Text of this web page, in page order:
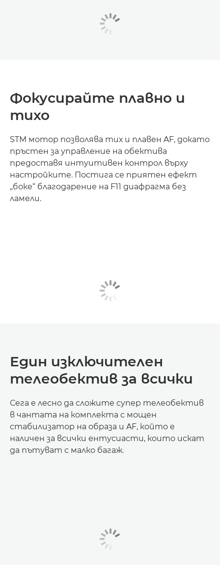
Фокусирайте плавно и
тихо
STM мотор позволява тих и плавен AF, докато
пръстен за управление на обектива
предоставя интуитивен контрол върху
настройките. Постига се приятен ефект
„боке“ благодарение на F11 диафрагма без
ламели.
Един изключителен
телеобектив за всички
Сега е лесно да сложите супер телеобектив
в чантата на комплекта с мощен
стабилизатор на образа и AF, който е
наличен за всички ентусиасти, които искат
да пътуват с малко багаж.